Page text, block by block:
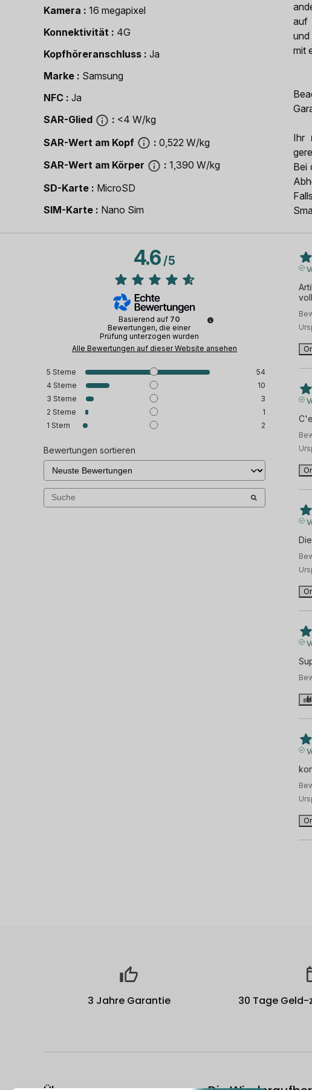
Kamera
16 megapixel
Konnektivität
4G
Kopfhöreranschluss
Ja
Marke
Samsung
NFC
Ja
SAR-Glied
<4 W/kg
SAR-Wert am Kopf
0,522 W/kg
SAR-Wert am Körper
1,390 W/kg
SD-Karte
MicroSD
SIM-Karte
Nano Sim
auf
mit
Ihr
Bei
4.6/5
Basierend auf 70
Bewertungen, die einer
Prüfung unterzogen wurden
Alle Bewertungen auf dieser Website ansehen
5 Sterne
54
4 Sterne
10
3 Sterne
3
2 Sterne
1
1 Stern 2
Bewertungen sortieren
3 Jahre Garantie 30 Tage